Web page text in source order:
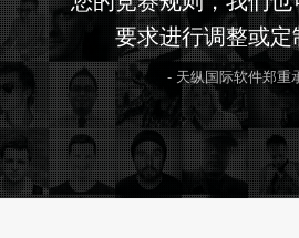
要求进行调整或
- 天纵国际软件郑重